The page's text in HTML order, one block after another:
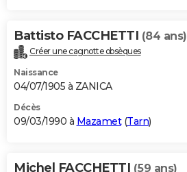
Battisto FACCHETTI (84 ans)
Créer une cagnotte obsèques
Naissance
04/07/1905 à ZANICA
Décès
09/03/1990 à Mazamet(Tarn)
Michel FACCHETTI (59 ans)